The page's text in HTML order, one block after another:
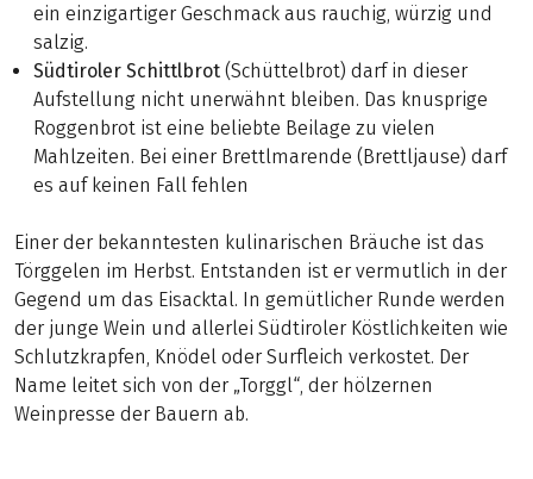
ein einzigartiger Geschmack aus rauchig, würzig und
salzig.
Südtiroler Schittlbrot (Schüttelbrot) darf in dieser
Aufstellung nicht unerwähnt bleiben. Das knusprige
Roggenbrot ist eine beliebte Beilage zu vielen
Mahlzeiten. Bei einer Brettlmarende (Brettljause) darf
es auf keinen Fall fehlen
Einer der bekanntesten kulinarischen Bräuche ist das
Törggelen im Herbst. Entstanden ist er vermutlich in der
Gegend um das Eisacktal. In gemütlicher Runde werden
der junge Wein und allerlei Südtiroler Köstlichkeiten wie
Schlutzkrapfen, Knödel oder Surfleich verkostet. Der
Name leitet sich von der „Torggl“, der hölzernen
Weinpresse der Bauern ab.